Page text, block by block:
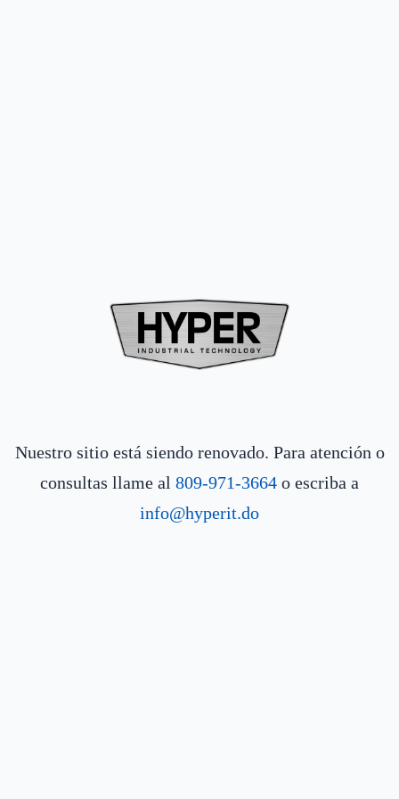
Nuestro sitio está siendo renovado. Para atención o
consultas llame al 809-971-3664 o escriba a
info@hyperit.do